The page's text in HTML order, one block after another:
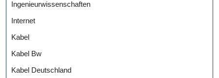
Ingenieurwissenschaften
Internet
Kabel
Kabel Bw
Kabel Deutschland